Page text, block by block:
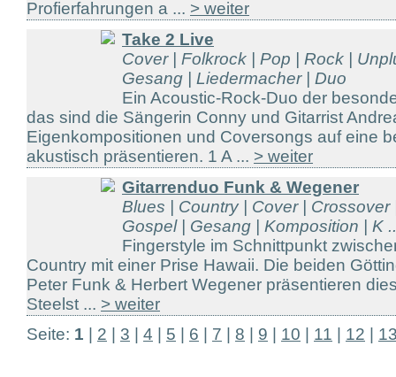
Profierfahrungen a ... > weiter
Take 2 Live
Cover | Folkrock | Pop | Rock |
Gesang | Liedermacher | Duo
Ein Acoustic-Rock-Duo der
das sind die Sängerin Conny und Gitarrist
Eigenkompositionen und Coversongs auf eine
akustisch präsentieren. 1 A ... > weiter
Gitarrenduo Funk & Wegener
Blues | Country | Cover |
Gospel | Gesang | Komposition | K
Fingerstyle im Schnittpunkt
Country mit einer Prise Hawaii. Die beiden
Peter Funk & Herbert Wegener präsentieren
Steelst ... > weiter
Seite: 1 2 3 4 5 6 7 8 9 10 11 12